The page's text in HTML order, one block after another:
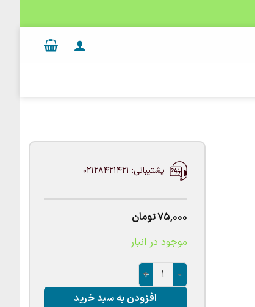
پشتیبانی: 02128421421
75,000تومان
موجود در انبار
بادکنک فویلی گرد اسپایدرمن عدد
افزودن به سبد خرید